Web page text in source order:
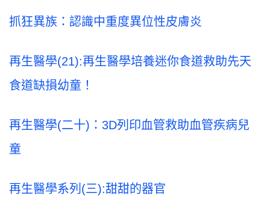
抓狂異族：認識中重度異位性皮膚炎
再生醫學(21):再生醫學培養迷你食道救助先天
食道缺損幼童！
再生醫學(二十)：3D列印血管救助血管疾病兒
童
再生醫學系列(三):甜甜的器官